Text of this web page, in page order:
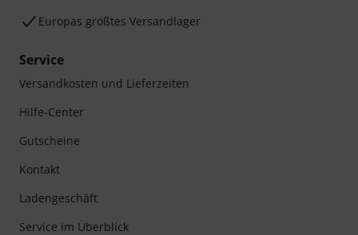
Europas größtes Versandlager
Service
Versandkosten und Lieferzeiten
Hilfe-Center
Gutscheine
Kontakt
Ladengeschäft
Service im Überblick